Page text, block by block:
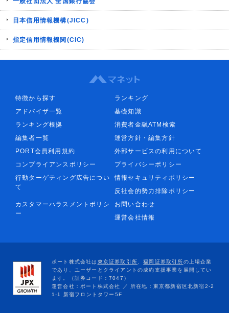
日本信用情報機構(JICC)
指定信用情報機関(CIC)
特徴から探す
ランキング
アドバイザ一覧
基礎知識
ランキング根拠
消費者金融ATM検索
編集者一覧
運営方針・編集方針
PORT会員利用規約
外部サービスの利用について
コンプライアンスポリシー
プライバシーポリシー
行動ターゲティング広告につい
て
情報セキュリティポリシー
反社会的勢力排除ポリシー
カスタマーハラスメントポリシ
ー
お問い合わせ
運営会社情報